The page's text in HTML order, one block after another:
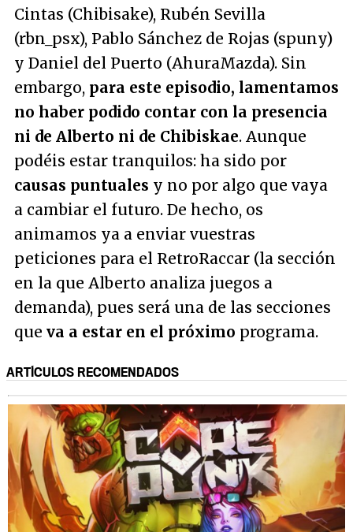
Cintas (Chibisake), Rubén Sevilla
(rbn_psx), Pablo Sánchez de Rojas (spuny)
y Daniel del Puerto (AhuraMazda). Sin
embargo, para este episodio, lamentamos
no haber podido contar con la presencia
ni de Alberto ni de Chibiskae. Aunque
podéis estar tranquilos: ha sido por
causas puntuales y no por algo que vaya
a cambiar el futuro. De hecho, os
animamos ya a enviar vuestras
peticiones para el RetroRaccar (la sección
en la que Alberto analiza juegos a
demanda), pues será una de las secciones
que va a estar en el próximo programa.
ARTÍCULOS RECOMENDADOS